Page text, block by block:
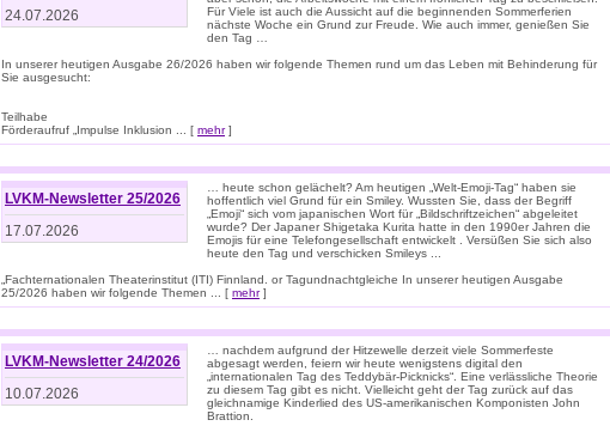
24.07.2026
Für Viele ist auch die Aussicht auf die beginnenden Sommerferien
nächste Woche ein Grund zur Freude. Wie auch immer, genießen Sie
den Tag …
In unserer heutigen Ausgabe 26/2026 haben wir folgende Themen rund um das Leben mit Behinderung für
Sie ausgesucht:
Teilhabe
Förderaufruf „Impulse Inklusion ... [ mehr]
LVKM-Newsletter 25/2026
17.07.2026
… heute schon gelächelt? Am heutigen „Welt-Emoji-Tag“ haben sie
hoffentlich viel Grund für ein Smiley. Wussten Sie, dass der Begriff
„Emoji“ sich vom japanischen Wort für „Bildschriftzeichen“ abgeleitet
wurde? Der Japaner Shigetaka Kurita hatte in den 1990er Jahren die
Emojis für eine Telefongesellschaft entwickelt . Versüßen Sie sich also
heute den Tag und verschicken Smileys ...
„Fachternationalen Theaterinstitut (ITI) Finnland. or Tagundnachtgleiche In unserer heutigen Ausgabe
25/2026 haben wir folgende Themen ... [ mehr]
LVKM-Newsletter 24/2026
10.07.2026
… nachdem aufgrund der Hitzewelle derzeit viele Sommerfeste
abgesagt werden, feiern wir heute wenigstens digital den
„internationalen Tag des Teddybär-Picknicks“. Eine verlässliche Theorie
zu diesem Tag gibt es nicht. Vielleicht geht der Tag zurück auf das
gleichnamige Kinderlied des US-amerikanischen Komponisten John
Brattion.